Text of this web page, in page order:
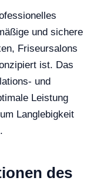
und sichere
Friseursalons
ist. Das
und
Leistung
Langlebigkeit
des